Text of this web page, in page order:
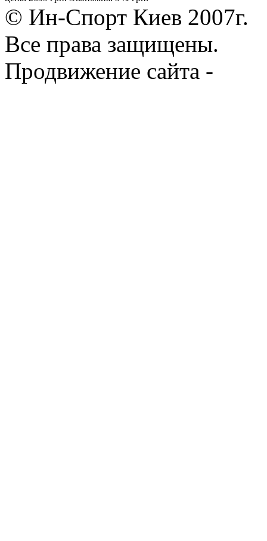
© Ин-Спорт Киев 2007г.
Все права защищены.
Продвижение сайта -